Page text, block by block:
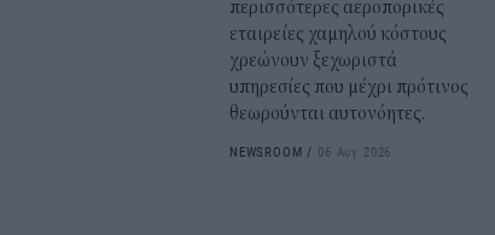
περισσότερες αεροπορικές
εταιρείες χαμηλού κόστους
χρεώνουν ξεχωριστά
υπηρεσίες που μέχρι πρότινος
θεωρούνται αυτονόητες.
NEWSROOM / 06 Αυγ 2026